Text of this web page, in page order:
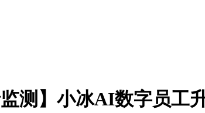
监测】小冰AI数字员工